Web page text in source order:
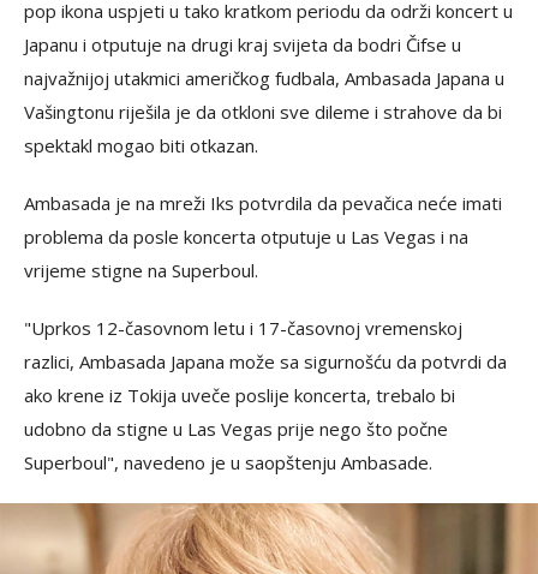
pop ikona uspjeti u tako kratkom periodu da održi koncert u
Japanu i otputuje na drugi kraj svijeta da bodri Čifse u
najvažnijoj utakmici američkog fudbala, Ambasada Japana u
Vašingtonu riješila je da otkloni sve dileme i strahove da bi
spektakl mogao biti otkazan.
Ambasada je na mreži Iks potvrdila da pevačica neće imati
problema da posle koncerta otputuje u Las Vegas i na
vrijeme stigne na Superboul.
"Uprkos 12-časovnom letu i 17-časovnoj vremenskoj
razlici, Ambasada Japana može sa sigurnošću da potvrdi da
ako krene iz Tokija uveče poslije koncerta, trebalo bi
udobno da stigne u Las Vegas prije nego što počne
Superboul", navedeno je u saopštenju Ambasade.